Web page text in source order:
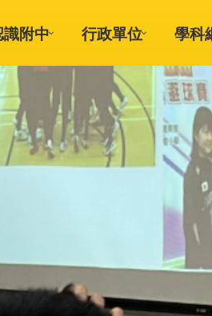
識附中 行政單位 學科